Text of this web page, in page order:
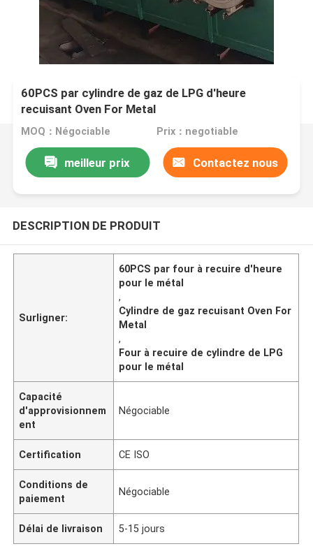
60PCS par cylindre de gaz de LPG d'heure
recuisant Oven For Metal
MOQ：Négociable Prix：negotiable
meilleur prix Contactez nous
DESCRIPTION DE PRODUIT
Surligner:
60PCS par four à recuire d'heure
pour le métal
,
Cylindre de gaz recuisant Oven For
Metal
,
Four à recuire de cylindre de LPG
pour le métal
Capacité
d'approvisionnem
ent
Négociable
Certification CE ISO
Conditions de
paiement
Négociable
Délai de livraison 5-15 jours